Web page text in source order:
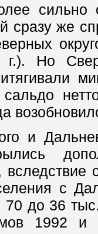
сразу же
Но
и
вследствие
с
70 до 36
1992 и